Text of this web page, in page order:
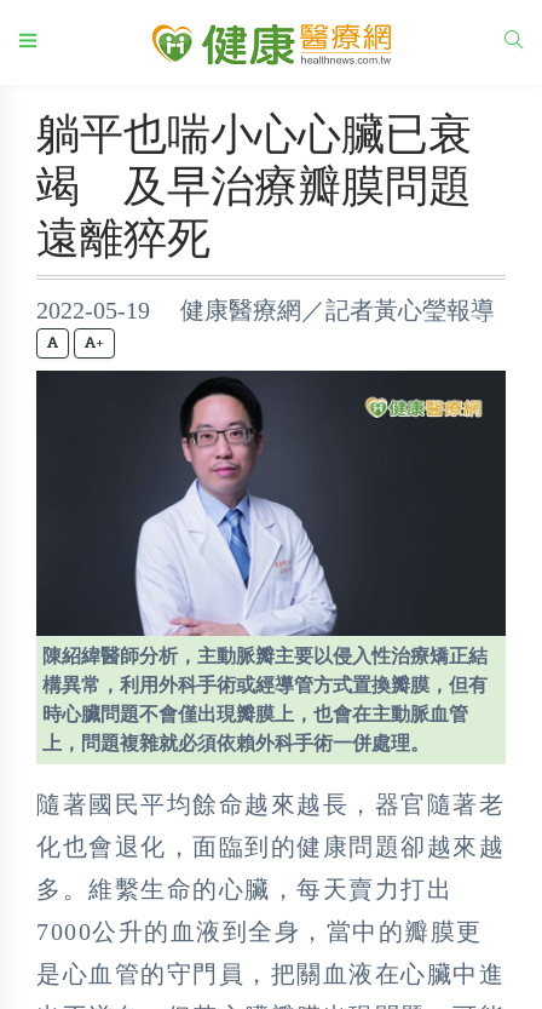
躺平也喘小心心臟已衰
竭 及早治療瓣膜問題
遠離猝死
2022-05-19 健康醫療網／記者黃心瑩報導
+
陳紹緯醫師分析，主動脈瓣主要以侵入性治療矯正結
構異常，利用外科手術或經導管方式置換瓣膜，但有
時心臟問題不會僅出現瓣膜上，也會在主動脈血管
上，問題複雜就必須依賴外科手術一併處理。
隨著國民平均餘命越來越長，器官隨著老
化也會退化，面臨到的健康問題卻越來越
多。維繫生命的心臟，每天賣力打出
7000公升的血液到全身，當中的瓣膜更
是心血管的守門員，把關血液在心臟中進